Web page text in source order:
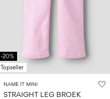
-20%
Topseller
NAME IT MINI
STRAIGHT LEG BROEK